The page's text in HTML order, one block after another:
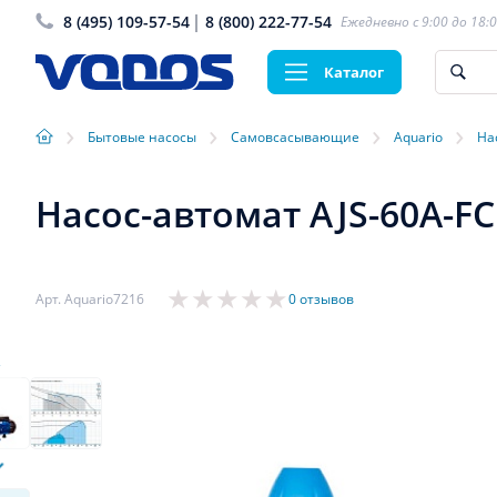
8 (495) 109-57-54 8 (800) 222-77-54 Ежедневно с 9:00 до
Каталог
› Бытовые насосы › Самовсасывающие › Aquario ›
Насос-автомат AJS-60A-
Арт. Aquario7216 0 отзывов